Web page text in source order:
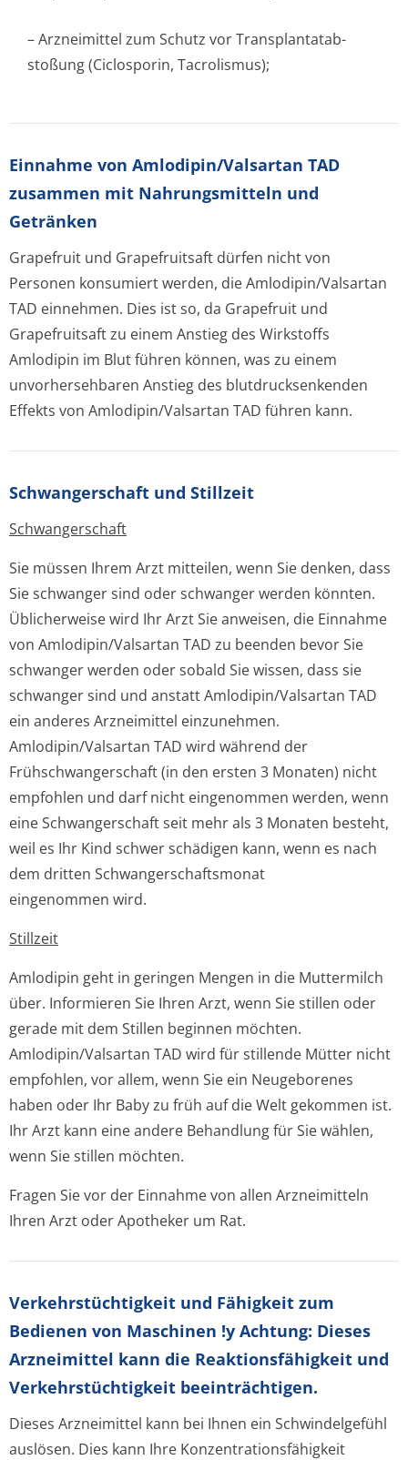
– Arzneimittel zum Schutz vor Transplantatab­
stoßung (Ciclosporin, Tacrolismus);
Einnahme von Amlodipin/Valsartan TAD
zusammen mit Nahrungsmitteln und
Getränken
Grapefruit und Grapefruitsaft dürfen nicht von
Personen konsumiert werden, die Amlodipin/Valsartan
TAD einnehmen. Dies ist so, da Grapefruit und
Grapefruitsaft zu einem Anstieg des Wirkstoffs
Amlodipin im Blut führen können, was zu einem
unvorhersehbaren Anstieg des blutdrucksenkenden
Effekts von Amlodipin/Valsartan TAD führen kann.
Schwangerschaft und Stillzeit
Schwangerschaft
Sie müssen Ihrem Arzt mitteilen, wenn Sie denken, dass
Sie schwanger sind oder schwanger werden könnten.
Üblicherweise wird Ihr Arzt Sie anweisen, die Einnahme
von Amlodipin/Valsartan TAD zu beenden bevor Sie
schwanger werden oder sobald Sie wissen, dass sie
schwanger sind und anstatt Amlodipin/Valsartan TAD
ein anderes Arzneimittel einzunehmen.
Amlodipin/Valsartan TAD wird während der
Frühschwangerschaft (in den ersten 3 Monaten) nicht
empfohlen und darf nicht eingenommen werden, wenn
eine Schwangerschaft seit mehr als 3 Monaten besteht,
weil es Ihr Kind schwer schädigen kann, wenn es nach
dem dritten Schwangerschaf­tsmonat
eingenommen wird.
Stillzeit
Amlodipin geht in geringen Mengen in die Muttermilch
über. Informieren Sie Ihren Arzt, wenn Sie stillen oder
gerade mit dem Stillen beginnen möchten.
Amlodipin/Valsartan TAD wird für stillende Mütter nicht
empfohlen, vor allem, wenn Sie ein Neugeborenes
haben oder Ihr Baby zu früh auf die Welt gekommen ist.
Ihr Arzt kann eine andere Behandlung für Sie wählen,
wenn Sie stillen möchten.
Fragen Sie vor der Einnahme von allen Arzneimitteln
Ihren Arzt oder Apotheker um Rat.
Verkehrstüchtig­keit und Fähigkeit zum
Bedienen von Maschinen !y Achtung: Dieses
Arzneimittel kann die Reaktionsfähigkeit und
Verkehrstüchtigkeit beeinträchtigen.
Dieses Arzneimittel kann bei Ihnen ein Schwindelgefühl
auslösen. Dies kann Ihre Konzentration­sfähigkeit